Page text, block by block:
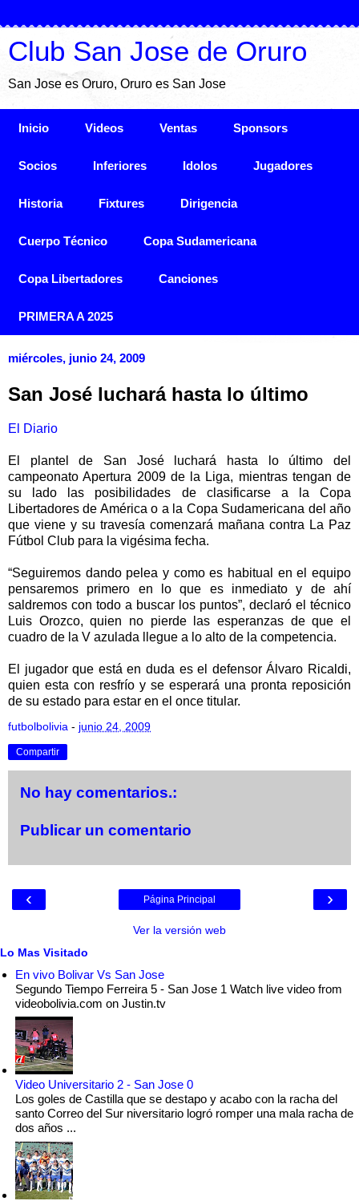
Club San Jose de Oruro
San Jose es Oruro, Oruro es San Jose
Inicio Videos Ventas Sponsors
Socios Inferiores Idolos Jugadores
Historia Fixtures Dirigencia
Cuerpo Técnico Copa Sudamericana
Copa Libertadores Canciones
PRIMERA A 2025
miércoles, junio 24, 2009
San José luchará hasta lo último
El Diario
El plantel de San José luchará hasta lo último del
campeonato Apertura 2009 de la Liga, mientras tengan de
su lado las posibilidades de clasificarse a la Copa
Libertadores de América o a la Copa Sudamericana del año
que viene y su travesía comenzará mañana contra La Paz
Fútbol Club para la vigésima fecha.
“Seguiremos dando pelea y como es habitual en el equipo
pensaremos primero en lo que es inmediato y de ahí
saldremos con todo a buscar los puntos”, declaró el técnico
Luis Orozco, quien no pierde las esperanzas de que el
cuadro de la V azulada llegue a lo alto de la competencia.
El jugador que está en duda es el defensor Álvaro Ricaldi,
quien esta con resfrío y se esperará una pronta reposición
de su estado para estar en el once titular.
futbolbolivia - junio 24, 2009
Compartir
No hay comentarios.:
Publicar un comentario
‹ ›
Página Principal
Ver la versión web
Lo Mas Visitado
En vivo Bolivar Vs San Jose
Segundo Tiempo Ferreira 5 - San Jose 1 Watch live video from
videobolivia.com on Justin.tv
Video Universitario 2 - San Jose 0
Los goles de Castilla que se destapo y acabo con la racha del
santo Correo del Sur niversitario logró romper una mala racha de
dos años ...